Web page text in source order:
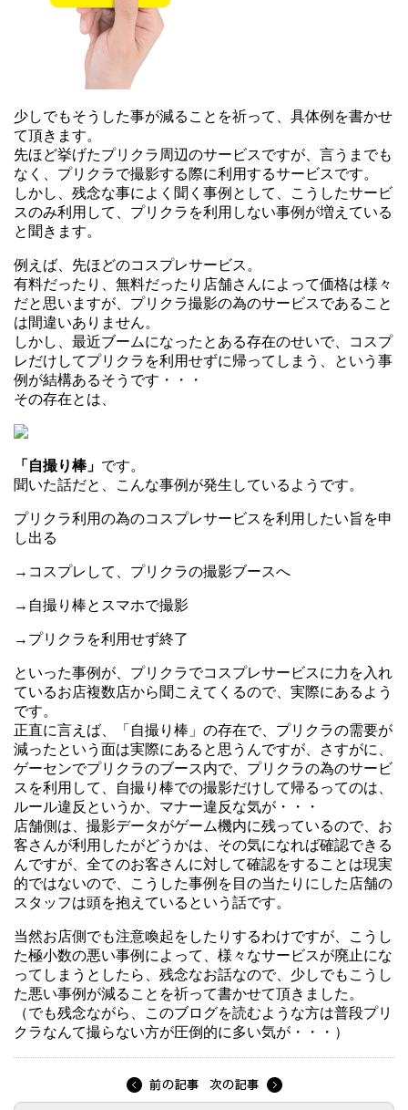
少しでもそうした事が減ることを祈って、具体例を書かせ
て頂きます。
先ほど挙げたプリクラ周辺のサービスですが、言うまでも
なく、プリクラで撮影する際に利用するサービスです。
しかし、残念な事によく聞く事例として、こうしたサービ
スのみ利用して、プリクラを利用しない事例が増えている
と聞きます。
例えば、先ほどのコスプレサービス。
有料だったり、無料だったり店舗さんによって価格は様々
だと思いますが、プリクラ撮影の為のサービスであること
は間違いありません。
しかし、最近ブームになったとある存在のせいで、コスプ
レだけしてプリクラを利用せずに帰ってしまう、という事
例が結構あるそうです・・・
その存在とは、
「自撮り棒」 です。
聞いた話だと、こんな事例が発生しているようです。
プリクラ利用の為のコスプレサービスを利用したい旨を申
し出る
→コスプレして、プリクラの撮影ブースへ
→自撮り棒とスマホで撮影
→プリクラを利用せず終了
といった事例が、プリクラでコスプレサービスに力を入れ
ているお店複数店から聞こえてくるので、実際にあるよう
です。
正直に言えば、「自撮り棒」の存在で、プリクラの需要が
減ったという面は実際にあると思うんですが、さすがに、
ゲーセンでプリクラのブース内で、プリクラの為のサービ
スを利用して、自撮り棒での撮影だけして帰るってのは、
ルール違反というか、マナー違反な気が・・・
店舗側は、撮影データがゲーム機内に残っているので、お
客さんが利用したがどうかは、その気になれば確認できる
んですが、全てのお客さんに対して確認をすることは現実
的ではないので、こうした事例を目の当たりにした店舗の
スタッフは頭を抱えているという話です。
当然お店側でも注意喚起をしたりするわけですが、こうし
た極小数の悪い事例によって、様々なサービスが廃止にな
ってしまうとしたら、残念なお話なので、少しでもこうし
た悪い事例が減ることを祈って書かせて頂きました。
（でも残念ながら、このブログを読むような方は普段プリ
クラなんて撮らない方が圧倒的に多い気が・・・）